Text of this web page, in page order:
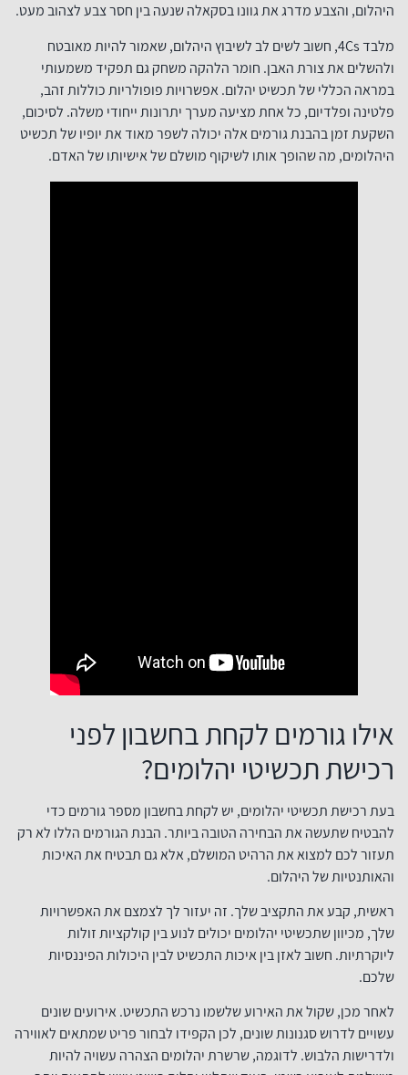
היהלום, והצבע מדרג את גוונו בסקאלה שנעה בין חסר צבע לצהוב מעט.
מלבד 4Cs, חשוב לשים לב לשיבוץ היהלום, שאמור להיות מאובטח
ולהשלים את צורת האבן. חומר הלהקה משחק גם תפקיד משמעותי
במראה הכללי של תכשיט יהלום. אפשרויות פופולריות כוללות זהב,
פלטינה ופלדיום, כל אחת מציעה מערך יתרונות ייחודי משלה. לסיכום,
השקעת זמן בהבנת גורמים אלה יכולה לשפר מאוד את יופיו של תכשיט
היהלומים, מה שהופך אותו לשיקוף מושלם של אישיותו של האדם.
אילו גורמים לקחת בחשבון לפני
רכישת תכשיטי יהלומים?
בעת רכישת תכשיטי יהלומים, יש לקחת בחשבון מספר גורמים כדי
להבטיח שתעשה את הבחירה הטובה ביותר. הבנת הגורמים הללו לא רק
תעזור לכם למצוא את הרהיט המושלם, אלא גם תבטיח את האיכות
והאותנטיות של היהלום.
ראשית, קבע את התקציב שלך. זה יעזור לך לצמצם את האפשרויות
שלך, מכיוון שתכשיטי יהלומים יכולים לנוע בין קולקציות זולות
ליוקרתיות. חשוב לאזן בין איכות התכשיט לבין היכולות הפיננסיות
שלכם.
לאחר מכן, שקול את האירוע שלשמו נרכש התכשיט. אירועים שונים
עשויים לדרוש סגנונות שונים, לכן הקפידו לבחור פריט שמתאים לאווירה
ולדרישות הלבוש. לדוגמה, שרשרת יהלומים הצהרה עשויה להיות